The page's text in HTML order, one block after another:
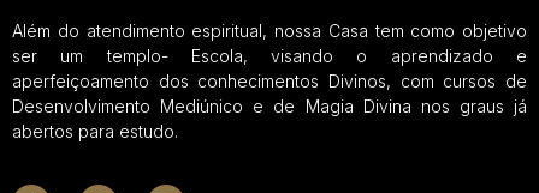
Além do atendimento espiritual, nossa Casa tem como objetivo
ser um templo- Escola, visando o aprendizado e
aperfeiçoamento dos conhecimentos Divinos, com cursos de
Desenvolvimento Mediúnico e de Magia Divina nos graus já
abertos para estudo.